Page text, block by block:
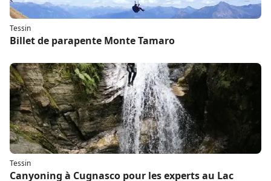
Tessin
Billet de parapente Monte Tamaro
Tessin
Canyoning à Cugnasco pour les experts au Lac